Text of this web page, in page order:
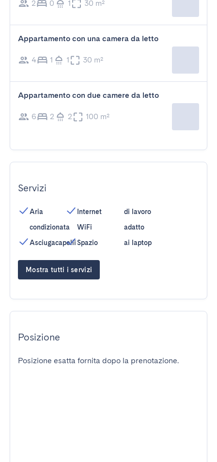
2 0 1 30 m²
Appartamento con una camera da letto
4 1 1 30 m²
Appartamento con due camere da letto
6 2 2 100 m²
Servizi
Aria
condizionata
Asciugacapelli
Internet
WiFi
Spazio
di lavoro
adatto
ai laptop
Mostra tutti i servizi
Posizione
Posizione esatta fornita dopo la prenotazione.